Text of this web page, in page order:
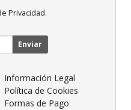
Privacidad.
Enviar
Información Legal
Política de Cookies
Formas de Pago